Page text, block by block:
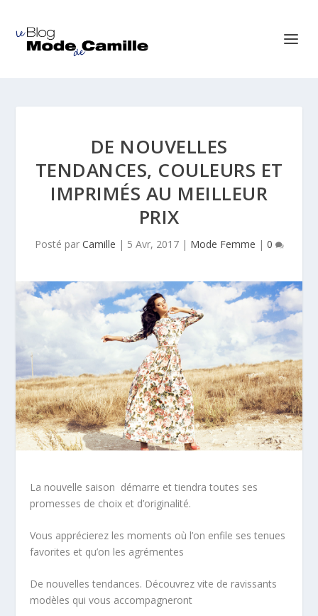
DE NOUVELLES
TENDANCES, COULEURS ET
IMPRIMÉS AU MEILLEUR
PRIX
Posté par Camille | 5 Avr, 2017| Mode Femme | 0
La nouvelle saison démarre et tiendra toutes ses
promesses de choix et d’originalité.
Vous apprécierez les moments où l’on enfile ses tenues
favorites et qu’on les agrémentes
De nouvelles tendances. Découvrez vite de ravissants
modèles qui vous accompagneront